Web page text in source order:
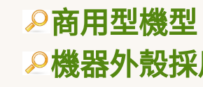
商用型機
機器外殼